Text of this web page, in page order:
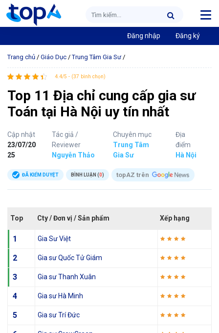
Đăng nhập Đăng ký
Trang chủ / Giáo Dục /Trung Tâm Gia Sư /
4.4/5 - (37 bình chọn)
Top 11 Địa chỉ cung cấp gia sư
Toán tại Hà Nội uy tín nhất
Cập nhật
23/07/20
25
Tác giả /
Reviewer
Nguyễn Thảo
Chuyên mục
Trung Tâm
Gia Sư
Địa
điểm
Hà Nội
ĐÃ KIỂM DUYỆT BÌNH LUẬN (0) topAZ trên
Top Cty / Đơn vị / Sản phẩm Xếp hạng
1 Gia Sư Việt
2 Gia sư Quốc Tử Giám
3 Gia sư Thanh Xuân
4 Gia sư Hà Minh
5 Gia sư Trí Đức